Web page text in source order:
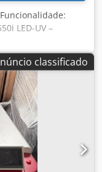
LED-UV –
a impressora
LED, é ideal
digitais,
porte que
e em papel
com até
internas quanto
com
em uma
custos e
impressão em
classificado